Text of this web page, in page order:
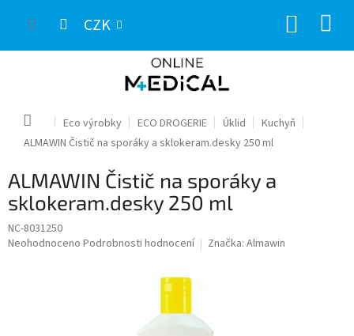
CZK
Domů Eco výrobky ECO DROGERIE Úklid
Kuchyň
ALMAWIN Čistič na sporáky a sklokeram.desky 250 ml
ALMAWIN Čistič na sporáky a
sklokeram.desky 250 ml
NC-8031250
Průměrné
Neohodnoceno Podrobnosti hodnocení Značka: Almawin